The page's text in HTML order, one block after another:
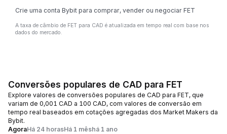
Crie uma conta Bybit para comprar, vender ou negociar FET
A taxa de câmbio de FET para CAD é atualizada em tempo real com base nos
dados do mercado.
Conversões populares de CAD para FET
Explore valores de conversões populares de CAD para FET, que
variam de 0,001 CAD a 100 CAD, com valores de conversão em
tempo real baseados em cotações agregadas dos Market Makers da
Bybit.
AgoraHá 24 horasHá 1 mêshá 1 ano